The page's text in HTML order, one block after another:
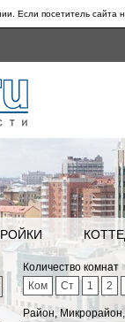
Если посетитель сайта
Количество комнат
Ком
Ст 1 2
Район,